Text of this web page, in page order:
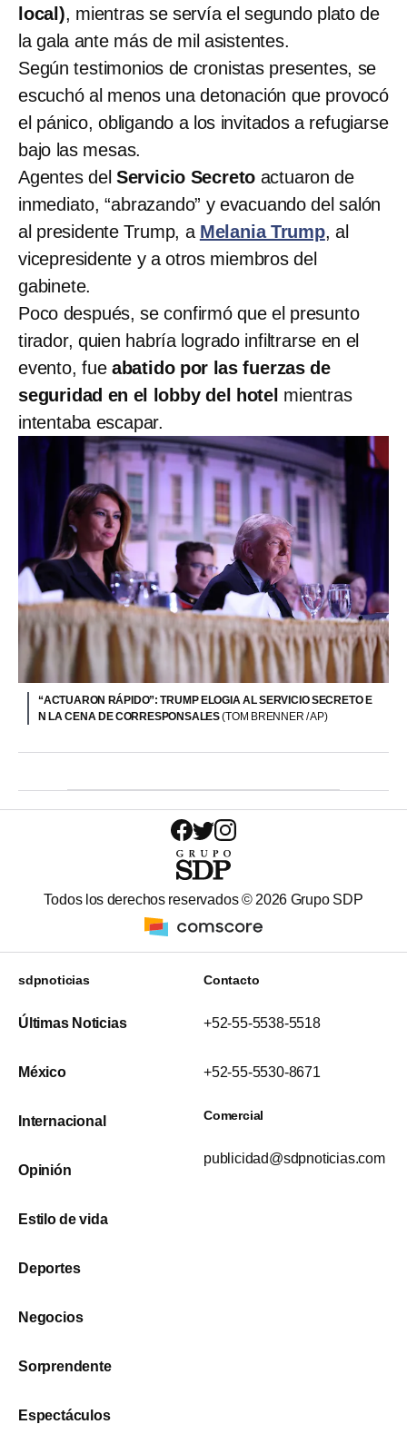
local), mientras se servía el segundo plato de
la gala ante más de mil asistentes.
Según testimonios de cronistas presentes, se
escuchó al menos una detonación que provocó
el pánico, obligando a los invitados a refugiarse
bajo las mesas.
Agentes del Servicio Secreto actuaron de
inmediato, “abrazando” y evacuando del salón
al presidente Trump, a Melania Trump, al
vicepresidente y a otros miembros del
gabinete.
Poco después, se confirmó que el presunto
tirador, quien habría logrado infiltrarse en el
evento, fue abatido por las fuerzas de
seguridad en el lobby del hotel mientras
intentaba escapar.
“ACTUARON RÁPIDO”: TRUMP ELOGIA AL SERVICIO SECRETO E
N LA CENA DE CORRESPONSALES(TOM BRENNER / AP)
Todos los derechos reservados © 2026 Grupo SDP
sdpnoticias
Últimas Noticias
México
Internacional
Opinión
Estilo de vida
Deportes
Negocios
Sorprendente
Espectáculos
Contacto
+52-55-5538-5518
+52-55-5530-8671
Comercial
publicidad@sdpnoticias.com